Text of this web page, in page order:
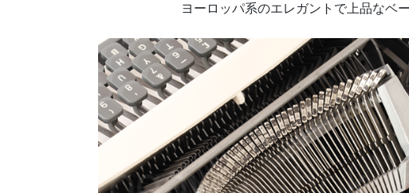
ヨーロッパ系のエレガントで上品なベ